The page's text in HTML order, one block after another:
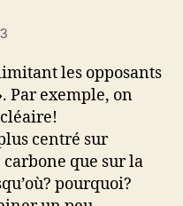
les opposants
Par exemple, on
centré sur
que sur la
pourquoi?